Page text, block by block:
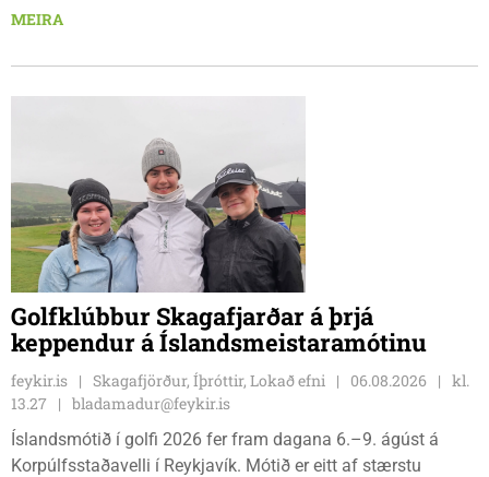
Frímúrarasalnum Borgarmýri 1 á Sauðarkróki, laugardaginn
nauðsynleg.
MEIRA
Golfklúbbur Skagafjarðar á þrjá
keppendur á Íslandsmeistaramótinu
feykir.is Skagafjörður, Íþróttir, Lokað efni 06.08.2026
kl.
13.27
bladamadur@feykir.is
Íslandsmótið í golfi 2026 fer fram dagana 6.–9. ágúst á
Korpúlfsstaðavelli í Reykjavík. Mótið er eitt af stærstu